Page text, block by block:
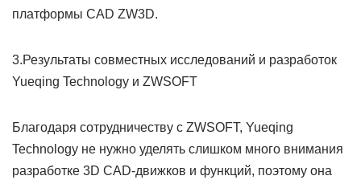
платформы CAD ZW3D.
3.Результаты совместных исследований и разработок
Yueqing Technology и ZWSOFT
Благодаря сотрудничеству с ZWSOFT, Yueqing
Technology не нужно уделять слишком много внимания
разработке 3D CAD-движков и функций, поэтому она